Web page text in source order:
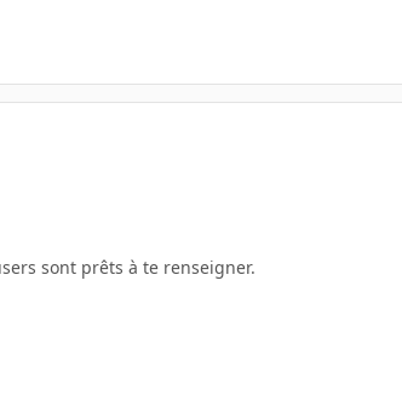
sont prêts à te renseigner.